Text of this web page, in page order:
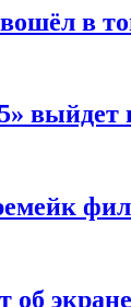
в
выйдет